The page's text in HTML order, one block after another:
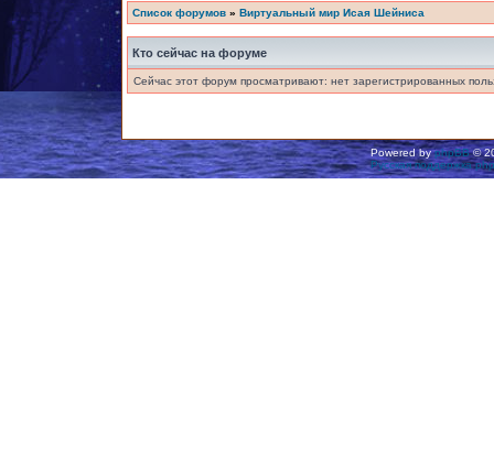
Список форумов » Виртуальный мир Исая Шейниса
Кто сейчас на форуме
Сейчас этот форум просматривают: нет зарегистрированных
Powered byphpBB©
Русская поддержка